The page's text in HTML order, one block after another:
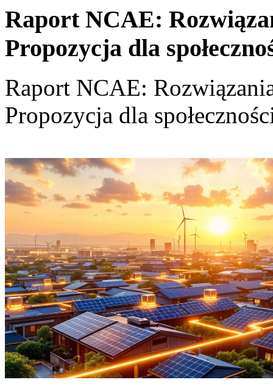
Raport NCAE:
Propozycja dla
Raport NCAE:
Propozycja dla